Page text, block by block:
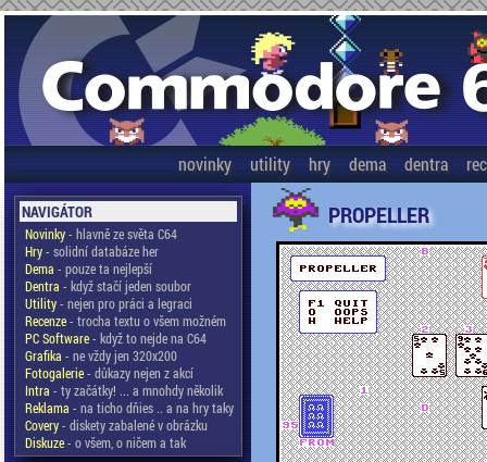
novinky utility hry dema dentra
NAVIGÁTOR
Novinky- hlavně ze světa C64
Hry- solidní databáze her
Dema - pouze ta nejlepší
Dentra - když stačí jeden soubor
Utility- nejen pro práci a legraci
Recenze- trocha textu o všem možném
PC Software- když to nejde na C64
Grafika - ne vždy jen 320x200
Fotogalerie- důkazy nejen z akcí
Intra - ty začátky! ... a mnohdy několik
Reklama - na ticho dňies .. a na hry taky
Covery- diskety zabalené v obrázku
Diskuze- o všem, o ničem a tak
PROPELLER